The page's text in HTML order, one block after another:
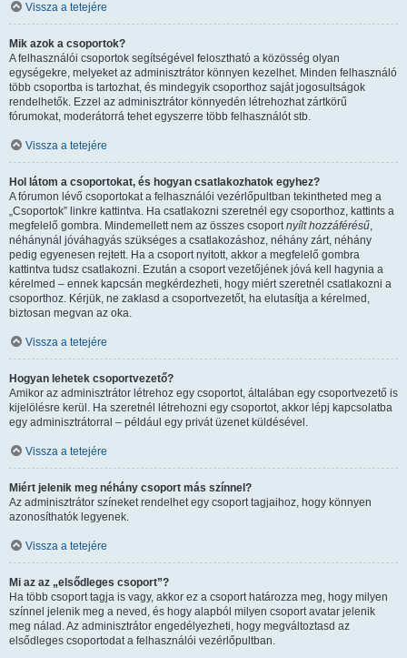
Vissza a tetejére
Mik azok a csoportok?
A felhasználói csoportok segítségével felosztható a közösség olyan
egységekre, melyeket az adminisztrátor könnyen kezelhet. Minden felhasználó
több csoportba is tartozhat, és mindegyik csoporthoz saját jogosultságok
rendelhetők. Ezzel az adminisztrátor könnyedén létrehozhat zártkörű
fórumokat, moderátorrá tehet egyszerre több felhasználót stb.
Vissza a tetejére
Hol látom a csoportokat, és hogyan csatlakozhatok egyhez?
A fórumon lévő csoportokat a felhasználói vezérlőpultban tekintheted meg a
„Csoportok” linkre kattintva. Ha csatlakozni szeretnél egy csoporthoz, kattints a
megfelelő gombra. Mindemellett nem az összes csoportnyílt hozzáférésű,
néhánynál jóváhagyás szükséges a csatlakozáshoz, néhány zárt, néhány
pedig egyenesen rejtett. Ha a csoport nyitott, akkor a megfelelő gombra
kattintva tudsz csatlakozni. Ezután a csoport vezetőjének jóvá kell hagynia a
kérelmed – ennek kapcsán megkérdezheti, hogy miért szeretnél csatlakozni a
csoporthoz. Kérjük, ne zaklasd a csoportvezetőt, ha elutasítja a kérelmed,
biztosan megvan az oka.
Vissza a tetejére
Hogyan lehetek csoportvezető?
Amikor az adminisztrátor létrehoz egy csoportot, általában egy csoportvezető is
kijelölésre kerül. Ha szeretnél létrehozni egy csoportot, akkor lépj kapcsolatba
egy adminisztrátorral – például egy privát üzenet küldésével.
Vissza a tetejére
Miért jelenik meg néhány csoport más színnel?
Az adminisztrátor színeket rendelhet egy csoport tagjaihoz, hogy könnyen
azonosíthatók legyenek.
Vissza a tetejére
Mi az az „elsődleges csoport”?
Ha több csoport tagja is vagy, akkor ez a csoport határozza meg, hogy milyen
színnel jelenik meg a neved, és hogy alapból milyen csoport avatar jelenik
meg nálad. Az adminisztrátor engedélyezheti, hogy megváltoztasd az
elsődleges csoportodat a felhasználói vezérlőpultban.